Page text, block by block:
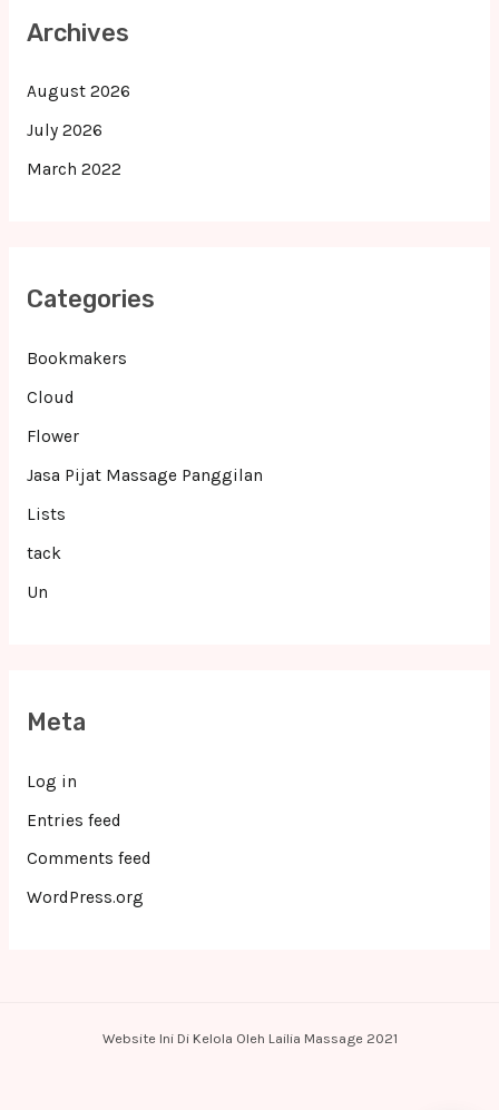
Archives
August 2026
July 2026
March 2022
Categories
Bookmakers
Cloud
Flower
Jasa Pijat Massage Panggilan
Lists
tack
Un
Meta
Log in
Entries feed
Comments feed
WordPress.org
Website Ini Di Kelola Oleh Lailia Massage 2021